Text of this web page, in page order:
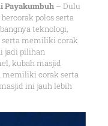
Payakumbuh– Dulu
polos serta
teknologi,
memiliki corak
jadi pilihan
kubah masjid
memiliki corak serta
ini jauh lebih